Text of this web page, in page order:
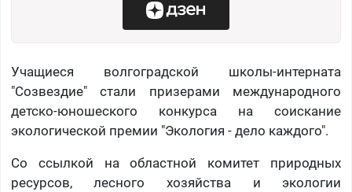
Учащиеся волгоградской школы-интерната
"Созвездие" стали призерами международного
детско-юношеского конкурса на соискание
экологической премии "Экология - дело каждого".
Со ссылкой на областной комитет природных
ресурсов, лесного хозяйства и экологии